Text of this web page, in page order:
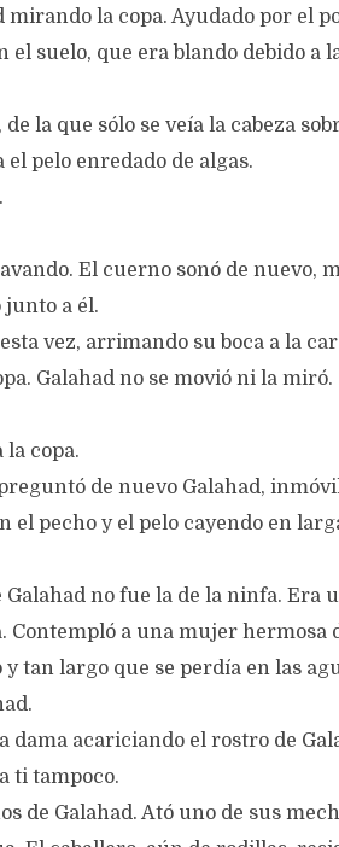
la copa. Ayudado por el
el suelo, que era blando debido a
la que sólo se veía la cabeza
pelo enredado de algas.
El cuerno sonó de nuevo,
a él.
vez, arrimando su boca a la
Galahad no se movió ni la miró.
copa.
de nuevo Galahad,
el pecho y el pelo cayendo en
no fue la de la ninfa. Era
Contempló a una mujer hermosa
tan largo que se perdía en las
acariciando el rostro de
ti tampoco.
de Galahad. Ató uno de sus